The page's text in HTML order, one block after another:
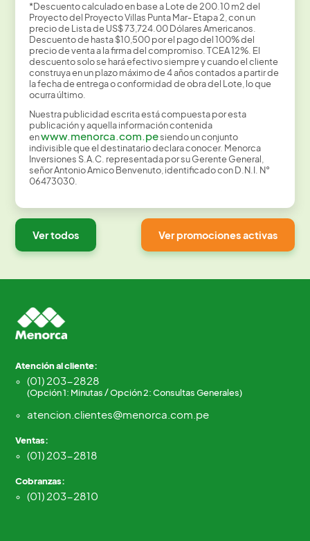
*Descuento calculado en base a Lote de 200.10 m2 del
Proyecto del Proyecto Villas Punta Mar- Etapa 2, con un
precio de Lista de US$ 73,724.00 Dólares Americanos.
Descuento de hasta $10,500 por el pago del 100% del
precio de venta a la firma del compromiso. TCEA 12%. El
descuento solo se hará efectivo siempre y cuando el cliente
construya en un plazo máximo de 4 años contados a partir de
la fecha de entrega o conformidad de obra del Lote, lo que
ocurra último.
Nuestra publicidad escrita está compuesta por esta
publicación y aquella información contenida
enwww.menorca.com.pesiendo un conjunto
indivisible que el destinatario declara conocer. Menorca
Inversiones S.A.C. representada por su Gerente General,
señor Antonio Amico Benvenuto, identificado con D.N.I. N°
06473030.
Ver todos Ver promociones activas
Atención al cliente:
(01) 203-2828
(Opción 1: Minutas / Opción 2: Consultas Generales)
atencion.clientes@menorca.com.pe
Ventas:
(01) 203-2818
Cobranzas:
(01) 203-2810